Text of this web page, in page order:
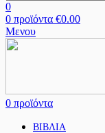
0
0 προϊόντα €0.00
Μενου
0 προϊόντα
ΒΙΒΛΙΑ